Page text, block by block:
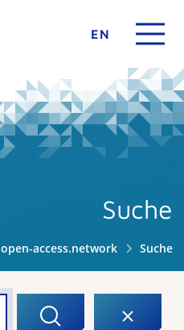
EN
Suche
open-access.network Suche